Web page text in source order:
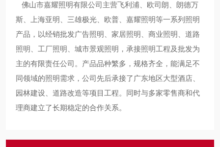
佛山市嘉耀照明有限公司主营飞利浦、欧司朗、朗德万
斯、上海亚明、三雄极光、欧普、嘉耀照明等一系列照明
产品，以经销批发广告照明、家居照明、商业照明、道路
照明、工厂照明、城市景观照明，承接照明工程及批发为
主的有限责任公司。产品品种繁多，规格齐全，能满足不
同领域的照明需求，公司先后承接了广东地区大型酒店、
园林建设、道路改造等项目工程。同时与多家零售商和代
理商建立了长期稳定的合作关系。